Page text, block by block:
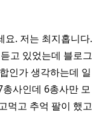
. 저는 최지홉니다.
고 있었는데 블로그
인가 생각하는데 일
사인데 6총사만 모
먹고 추억 팔이 했고